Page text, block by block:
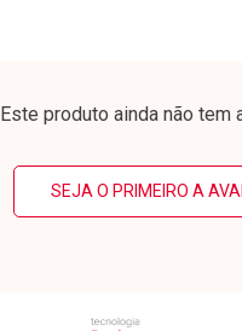
Este produto ainda não tem
SEJA O PRIMEIRO A